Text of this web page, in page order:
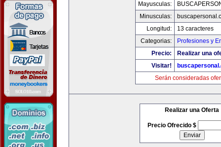
Mayusculas:
Minusculas:
Longitud:
13 caracteres
Categorias:
Profesiones y
Precio:
Realizar una
Visitar!
Serán consideradas
Realizar una Oferta
Precio Ofrecido $